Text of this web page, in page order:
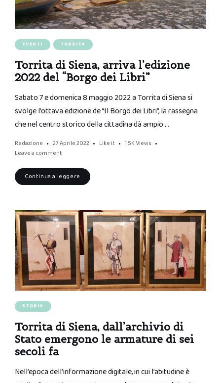
EVENTI TORRITA
Torrita di Siena, arriva l’edizione
2022 del “Borgo dei Libri”
Sabato 7 e domenica 8 maggio 2022 a Torrita di Siena si
svolge l’ottava edizione de “Il Borgo dei Libri”, la rassegna
che nel centro storico della cittadina dà ampio …
Redazione 27 Aprile 2022 Like it 1.5K Views
Leave a comment
Continua a leggere
STORIA
Torrita di Siena, dall’archivio di
Stato emergono le armature di sei
secoli fa
Nell’epoca dell’informazione digitale, in cui l’abitudine è